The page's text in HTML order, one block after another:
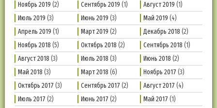
Ноябрь 2019 (2) Сентябрь 2019 (1) Август 2019 (1)
Июль 2019 (3) Июнь 2019 (3) Май 2019 (4)
Апрель 2019 (1) Март 2019 (2) Декабрь 2018 (2)
Ноябрь 2018 (5) Октябрь 2018 (2) Сентябрь 2018 (1)
Август 2018 (3) Июль 2018 (3) Июнь 2018 (2)
Май 2018 (3) Март 2018 (6) Ноябрь 2017 (3)
Октябрь 2017 (3) Сентябрь 2017 (2) Август 2017 (4)
Июль 2017 (2) Июнь 2017 (2) Май 2017 (1)